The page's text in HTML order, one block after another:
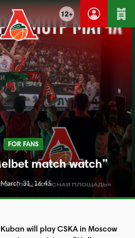
12+
FOR FANS
match watch”
March 31, 16:45
will play CSKA in Moscow